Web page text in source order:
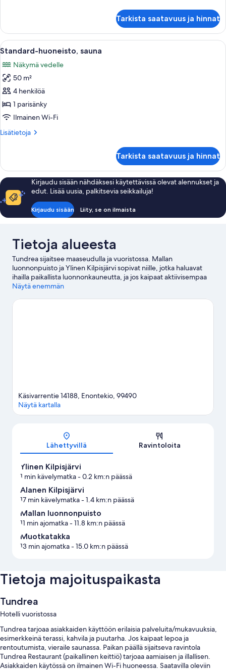
Tarkista saatavuus ja hinnat
Avaa
kaikki
huonetyypin
Standard-
huoneisto,
sauna
kuvat
Tunnelmallinen mökkihuone, jossa
1
Standard-huoneisto, sauna
Näkymä vedelle
50 m²
4 henkilöä
1 parisänky
Ilmainen Wi-Fi
Lisätietoja
Lisätietoja
sauna
Tarkista saatavuus ja hinnat
Kirjaudu sisään nähdäksesi käytettävissä olevat alennukset ja
edut. Lisää uusia, palkitsevia seikkailuja!
Kirjaudu sisään Liity, se on ilmaista
Tietoja alueesta
Tundrea sijaitsee maaseudulla ja vuoristossa. Mallan
luonnonpuisto ja Ylinen Kilpisjärvi sopivat niille, jotka haluavat
ihailla paikallista luonnonkauneutta, ja jos kaipaat aktiivisempaa
lomaa, Muotkatakka on hyvä kohde. Täällä voit hiihtää ja
moottorikelkkailua.
Näytä enemmän
Käsivarrentie 14188, Enontekio, 99490
Näytä kartalla
Lähettyvillä Ravintoloita
Ylinen Kilpisjärvi
1 min kävelymatka- 0.2 km:n päässä
Alanen Kilpisjärvi
17 min kävelymatka- 1.4 km:n päässä
Mallan luonnonpuisto
11 min ajomatka- 11.8 km:n päässä
Muotkatakka
13 min ajomatka- 15.0 km:n päässä
Tietoja majoituspaikasta
Tundrea
Hotelli vuoristossa
Tundrea tarjoaa asiakkaiden käyttöön erilaisia palveluita/mukavuuksia,
esimerkkeinä terassi, kahvila ja puutarha. Jos kaipaat lepoa ja
rentoutumista, vieraile saunassa. Paikan päällä sijaitseva ravintola
Tundrea Restaurant (paikallinen keittiö) tarjoaa aamiaisen ja illallisen.
Asiakkaiden käytössä on ilmainen Wi-Fi huoneessa. Saatavilla oleviin